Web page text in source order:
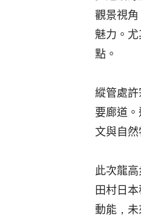
觀景視
魅力。
點。
縱管處
要廊道
文與自
此次龍
田村日
動能，